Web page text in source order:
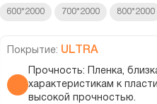
600*2000 700*2000 800*2000
Покрытие: ULTRA
Прочность: Пленка,
характеристикам к
высокой прочностью.